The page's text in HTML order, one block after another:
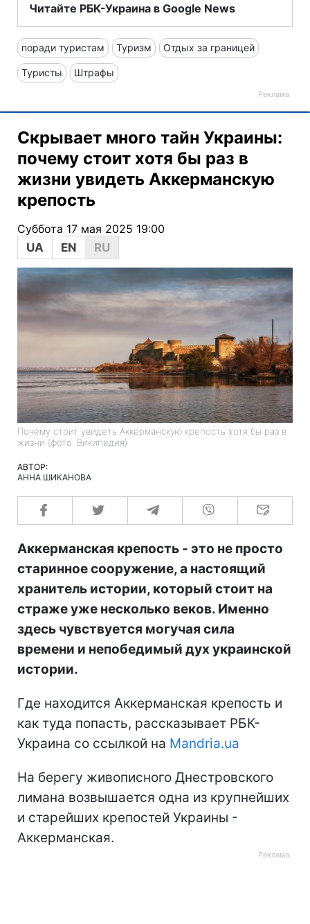
Читайте РБК-Украина в Google News
поради туристам Туризм Отдых за границей
Туристы Штрафы
Скрывает много тайн Украины:
почему стоит хотя бы раз в
жизни увидеть Аккерманскую
крепость
Суббота 17 мая 2025 19:00
UA
EN RU
Почему стоит увидеть Аккерманскую крепость хотя бы раз в
жизни (фото: Википедия)
АВТОР:
АННА ШИКАНОВА
Аккерманская крепость - это не просто
старинное сооружение, а настоящий
хранитель истории, который стоит на
страже уже несколько веков. Именно
здесь чувствуется могучая сила
времени и непобедимый дух украинской
истории.
Где находится Аккерманская крепость и
как туда попасть, рассказывает РБК-
Украина со ссылкой на Mandria.ua
На берегу живописного Днестровского
лимана возвышается одна из крупнейших
и старейших крепостей Украины -
Аккерманская.